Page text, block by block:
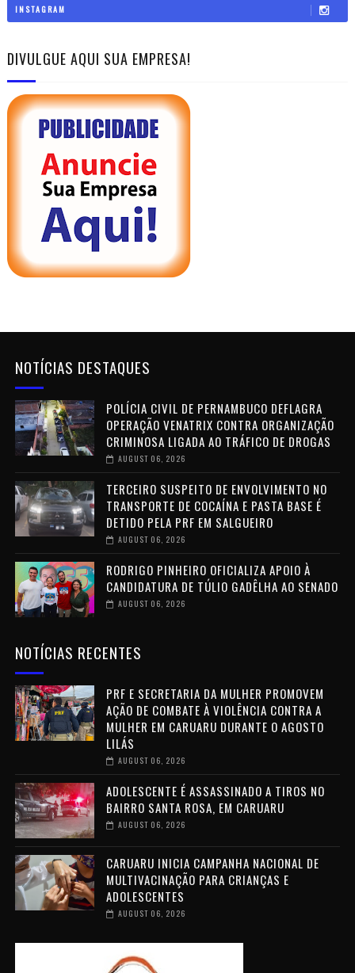
INSTAGRAM
DIVULGUE AQUI SUA EMPRESA!
NOTÍCIAS DESTAQUES
POLÍCIA CIVIL DE PERNAMBUCO DEFLAGRA
OPERAÇÃO VENATRIX CONTRA ORGANIZAÇÃO
CRIMINOSA LIGADA AO TRÁFICO DE DROGAS
AUGUST 06, 2026
TERCEIRO SUSPEITO DE ENVOLVIMENTO NO
TRANSPORTE DE COCAÍNA E PASTA BASE É
DETIDO PELA PRF EM SALGUEIRO
AUGUST 06, 2026
RODRIGO PINHEIRO OFICIALIZA APOIO À
CANDIDATURA DE TÚLIO GADÊLHA AO SENADO
AUGUST 06, 2026
NOTÍCIAS RECENTES
PRF E SECRETARIA DA MULHER PROMOVEM
AÇÃO DE COMBATE À VIOLÊNCIA CONTRA A
MULHER EM CARUARU DURANTE O AGOSTO
LILÁS
AUGUST 06, 2026
ADOLESCENTE É ASSASSINADO A TIROS NO
BAIRRO SANTA ROSA, EM CARUARU
AUGUST 06, 2026
CARUARU INICIA CAMPANHA NACIONAL DE
MULTIVACINAÇÃO PARA CRIANÇAS E
ADOLESCENTES
AUGUST 06, 2026